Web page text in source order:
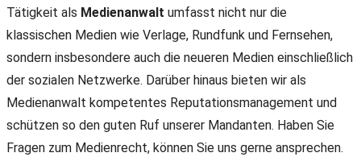
Tätigkeit als Medienanwalt umfasst nicht nur die
klassischen Medien wie Verlage, Rundfunk und Fernsehen,
sondern insbesondere auch die neueren Medien einschließlich
der sozialen Netzwerke. Darüber hinaus bieten wir als
Medienanwalt kompetentes Reputationsmanagement und
schützen so den guten Ruf unserer Mandanten. Haben Sie
Fragen zum Medienrecht, können Sie uns gerne ansprechen.